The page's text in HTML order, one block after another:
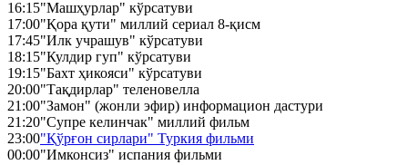
16:15"Машҳурлар" кўрсатуви
17:00"Қора қути" миллий сериал 8-қисм
17:45"Илк учрашув" кўрсатуви
18:15"Кулдир гуп" кўрсатуви
19:15"Бахт ҳикояси" кўрсатуви
20:00"Тақдирлар" теленовелла
21:00"Замон" (жонли эфир) информацион дастури
21:20"Супре келинчак" миллий фильм
23:00"Қўрғон сирлари" Туркия фильми
00:00"Имконсиз" испания фильми